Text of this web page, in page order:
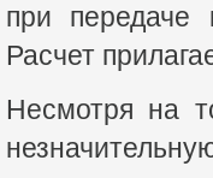
при передаче
Расчет
Несмотря на